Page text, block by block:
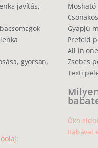
javítás,
gyorsan,
Mosható
Gyapjú
Prefold
All in one
Zsebes
Öko
Babával